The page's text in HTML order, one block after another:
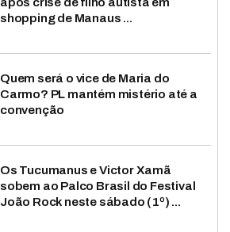
shopping de Manaus ...
Quem será o vice de Maria do
Carmo? PL mantém mistério até a
convenção
Os Tucumanus e Victor Xamã
sobem ao Palco Brasil do Festival
João Rock neste sábado (1º) ...